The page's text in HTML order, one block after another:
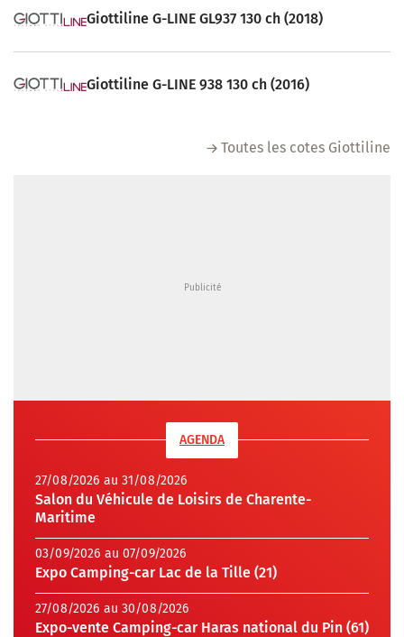
Giottiline G-LINE GL937 130 ch (2018)
Giottiline G-LINE 938 130 ch (2016)
Toutes les cotes Giottiline
AGENDA
27/08/2026 au 31/08/2026
Salon du Véhicule de Loisirs de Charente-
Maritime
03/09/2026 au 07/09/2026
Expo Camping-car Lac de la Tille (21)
27/08/2026 au 30/08/2026
Expo-vente Camping-car Haras national du Pin (61)